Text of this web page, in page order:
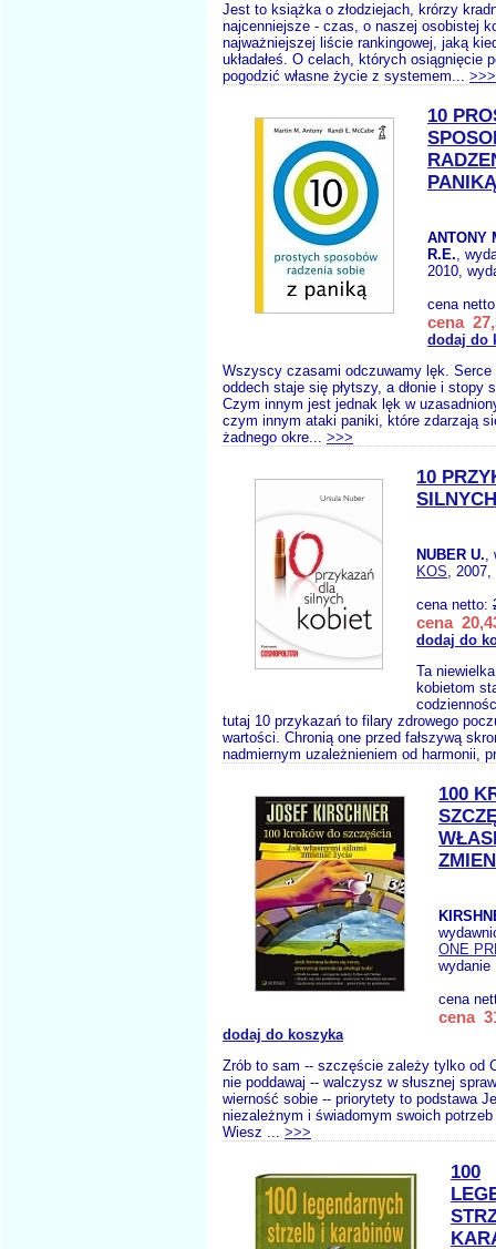
Jest to książka o złodziejach, krórzy
najcenniejsze - czas, o naszej osobistej
najważniejszej liście rankingowej, jaką
układałeś. O celach, których osiągnięcie
pogodzić własne życie z systemem... >>>
10
PANIKĄ
ANTONY
R.E.,
2010,
cena
cena
dodaj do
Wszyscy czasami odczuwamy lęk.
oddech staje się płytszy, a dłonie i stopy
Czym innym jest jednak lęk w
czym innym ataki paniki, które zdarzają
żadnego okre... >>>
10
NUBER U.,
KOS, 2007,
cena netto:
cena
dodaj do
Ta
kobietom
tutaj 10 przykazań to filary zdrowego
wartości. Chronią one przed fałszywą
nadmiernym uzależnieniem od harmonii,
100
ONE
wydanie
cena
cena
dodaj do koszyka
Zrób to sam -- szczęście zależy tylko od
nie poddawaj -- walczysz w słusznej
wierność sobie -- priorytety to podstawa
niezależnym i świadomym swoich potrzeb
Wiesz ... >>>
100